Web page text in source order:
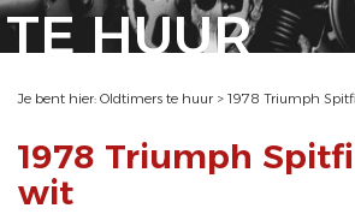
TE HUUR
Je bent hier: Oldtimers te huur > 1978 Triumph
1978 Triumph
wit